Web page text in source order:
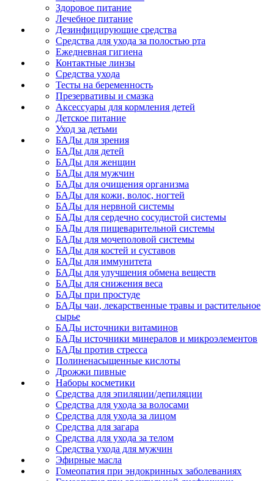
Здоровое питание
Лечебное питание
Дезинфицирующие средства
Средства для ухода за полостью рта
Ежедневная гигиена
Контактные линзы
Средства ухода
Тесты на беременность
Презервативы и смазка
Аксессуары для кормления детей
Детское питание
Уход за детьми
БАДы для зрения
БАДы для детей
БАДы для женщин
БАДы для мужчин
БАДы для очищения организма
БАДы для кожи, волос, ногтей
БАДы для нервной системы
БАДы для сердечно сосудистой системы
БАДы для пищеварительной системы
БАДы для мочеполовой системы
БАДы для костей и суставов
БАДы для иммунитета
БАДы для улучшения обмена веществ
БАДы для снижения веса
БАДы при простуде
БАДы чаи, лекарственные травы и растительное
сырье
БАДы источники витаминов
БАДы источники минералов и микроэлементов
БАДы против стресса
Полиненасыщенные кислоты
Дрожжи пивные
Наборы косметики
Средства для эпиляции/депиляции
Средства для ухода за волосами
Средства для ухода за лицом
Средства для загара
Средства для ухода за телом
Средства ухода для мужчин
Эфирные масла
Гомеопатия при эндокринных заболеваниях